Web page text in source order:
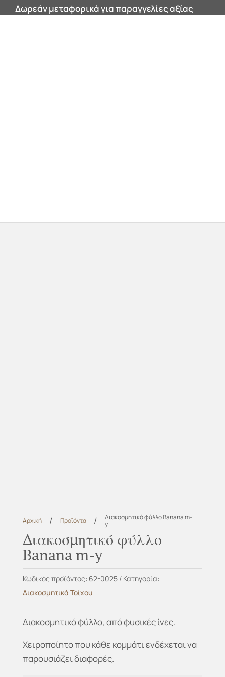
Δωρεάν μεταφορικά για παραγγελίες αξίας
Αρχική / Προϊόντα /
Διακοσμητικό φύλλο Banana m-
y
Διακοσμητικό φύλλο
Banana m-y
Κωδικός προϊόντος: 62-0025
Κατηγορία:
Διακοσμητικά Τοίχου
Διακοσμητικό φύλλο, από φυσικές ίνες.
Χειροποίητο που κάθε κομμάτι ενδέχεται να
παρουσιάζει διαφορές.